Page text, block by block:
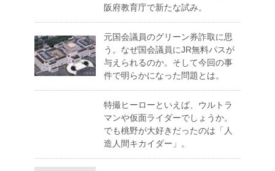
阪府教育庁で新たな試み。
元国会議員のグリーン券詐取に思
う。なぜ国会議員にJR無料パスが
与えられるのか。そして今回の事
件で明らかになった問題とは。
特撮ヒーローといえば、ウルトラ
マンや仮面ライダーでしょうか。
でも桃野が大好きだったのは「人
造人間キカイダー」。